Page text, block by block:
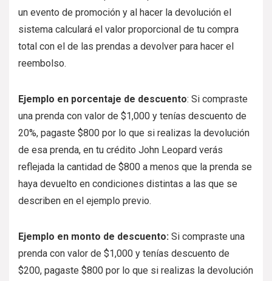
un evento de promoción y al hacer la devolución el
sistema calculará el valor proporcional de tu compra
total con el de las prendas a devolver para hacer el
reembolso.
Ejemplo en porcentaje de descuento: Si compraste
una prenda con valor de $1,000 y tenías descuento de
20%, pagaste $800 por lo que si realizas la devolución
de esa prenda, en tu crédito John Leopard verás
reflejada la cantidad de $800 a menos que la prenda se
haya devuelto en condiciones distintas a las que se
describen en el ejemplo previo.
Ejemplo en monto de descuento: Si compraste una
prenda con valor de $1,000 y tenías descuento de
$200, pagaste $800 por lo que si realizas la devolución